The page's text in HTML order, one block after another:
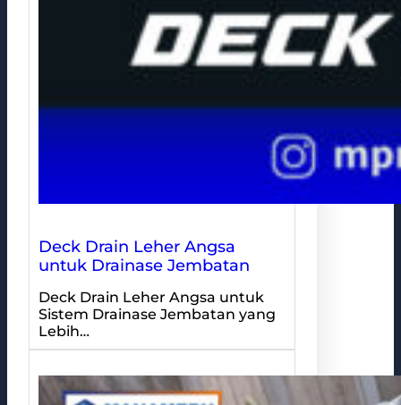
Deck Drain Leher Angsa
untuk Drainase Jembatan
Deck Drain Leher Angsa untuk
Sistem Drainase Jembatan yang
Lebih…